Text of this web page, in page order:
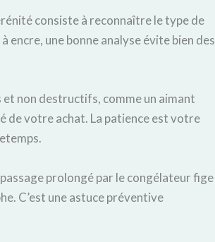
consiste à reconnaître le type de
encre, une bonne analyse évite bien des
et non destructifs, comme un aimant
de votre achat. La patience est votre
prolongé par le congélateur fige
C’est une astuce préventive